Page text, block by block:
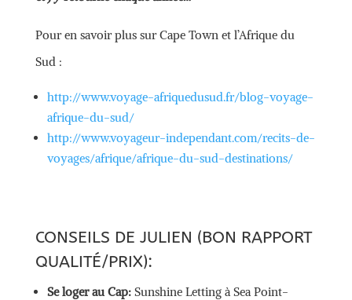
Pour en savoir plus sur Cape Town et l’Afrique du
Sud :
http://www.voyage-afriquedusud.fr/blog-voyage-
afrique-du-sud/
http://www.voyageur-independant.com/recits-de-
voyages/afrique/afrique-du-sud-destinations/
CONSEILS DE JULIEN (BON RAPPORT
QUALITÉ/PRIX):
Se loger au Cap:Sunshine Letting à Sea Point-